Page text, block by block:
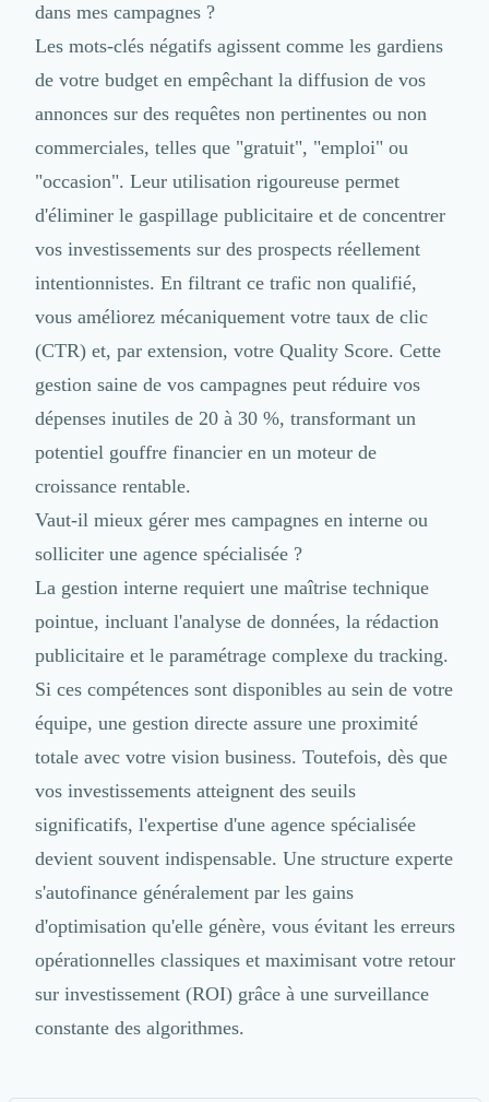
dans mes campagnes ?
Les mots-clés négatifs agissent comme les gardiens
de votre budget en empêchant la diffusion de vos
annonces sur des requêtes non pertinentes ou non
commerciales, telles que "gratuit", "emploi" ou
"occasion". Leur utilisation rigoureuse permet
d'éliminer le gaspillage publicitaire et de concentrer
vos investissements sur des prospects réellement
intentionnistes. En filtrant ce trafic non qualifié,
vous améliorez mécaniquement votre taux de clic
(CTR) et, par extension, votre Quality Score. Cette
gestion saine de vos campagnes peut réduire vos
dépenses inutiles de 20 à 30 %, transformant un
potentiel gouffre financier en un moteur de
croissance rentable.
Vaut-il mieux gérer mes campagnes en interne ou
solliciter une agence spécialisée ?
La gestion interne requiert une maîtrise technique
pointue, incluant l'analyse de données, la rédaction
publicitaire et le paramétrage complexe du tracking.
Si ces compétences sont disponibles au sein de votre
équipe, une gestion directe assure une proximité
totale avec votre vision business. Toutefois, dès que
vos investissements atteignent des seuils
significatifs, l'expertise d'une agence spécialisée
devient souvent indispensable. Une structure experte
s'autofinance généralement par les gains
d'optimisation qu'elle génère, vous évitant les erreurs
opérationnelles classiques et maximisant votre retour
sur investissement (ROI) grâce à une surveillance
constante des algorithmes.